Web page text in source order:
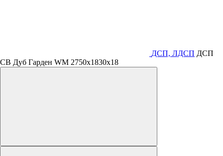
ДСП, ЛДСП ДСП
СВ Дуб Гарден WM 2750х1830х18